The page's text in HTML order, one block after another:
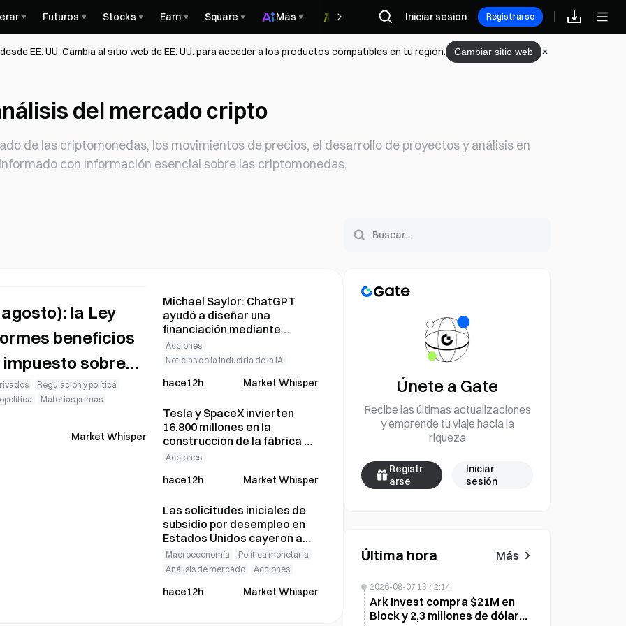
Futuros Stocks Earn Square Más Recompensas
Iniciar sesión Registrarse
EE. UU. Cambia al sitio web de EE. UU. para acceder a los productos compatibles en tu región. Cambiar sitio web
del mercado cripto
de las criptomonedas, los movimientos de precios, el desarrollo de proyectos y análisis en
con información esencial sobre las criptomonedas.
la Ley
beneficios
sobre
Regulación y política
Materias primas
Market Whisper
Michael Saylor: ChatGPT
ayudó a diseñar una
financiación mediante
acciones preferentes que
permitió recaudar 15.000
Acciones
Noticias de la industria de la IA
hace12h Market Whisper
Tesla y SpaceX invierten
16.800 millones en la
construcción de la fábrica de
obleas Terafab; Intel
Acciones
hace12h Market Whisper
Las solicitudes iniciales de
subsidio por desempleo en
Estados Unidos cayeron a
199.000; Bitcoin cedió sus
ganancias y cotiza a 64.312
Macroeconomía
Política monetaria
Análisis de mercado
Acciones
hace12h Market Whisper
Únete a Gate
Recibe las últimas actualizaciones
y emprende tu viaje hacia la
riqueza
Registr
arse
Iniciar
sesión
Última hora Más
2026-08-07 13:42:14
Ark Invest compra $21M en
Block y 2,3 millones de dólares